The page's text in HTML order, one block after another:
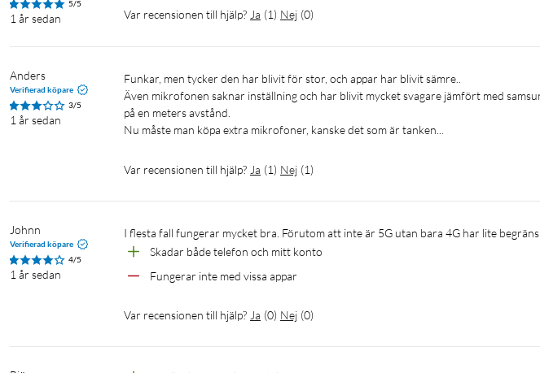
3,5 mm hörlursuttaget är alltid redo för dina lurar.
Smart Switch – Börja precis där du slutade. Med Smart Switch för du enkelt över innehåll
One UI – Ge din Samsung Galaxy ett utseende som är mer du. Och få den att fungera på
Samsung Members – Få tips och råd om hur du maxar din enhets fulla potential.
Upplösning: 1080x2400 (FHD+)
Lagring: 64 GB
Minneskortplats: Micro-SD, upp till 1 TB (medföljer ej)
Anslutning: 2G, 3G, 4G, Bluetooth 5.1, NFC
Mått: 168x77,8x8,8 mm
5/5
1 år sedan Var recensionen till hjälp? Ja (1) Nej (0)
Anders
Verifierad köpare
3/5
1 år sedan
Funkar, men tycker den har blivit för stor, och appar har blivit sämre..
Även mikrofonen saknar inställning och har blivit mycket svagare jämfört med
på en meters avstånd.
Nu måste man köpa extra mikrofoner, kanske det som är tanken...
Var recensionen till hjälp? Ja (1) Nej (1)
Johnn
Verifierad köpare
4/5
1 år sedan
I flesta fall fungerar mycket bra. Förutom att inte är 5G utan bara 4G har lite
Skadar både telefon och mitt konto
Fungerar inte med vissa appar
Var recensionen till hjälp? Ja (0) Nej (0)